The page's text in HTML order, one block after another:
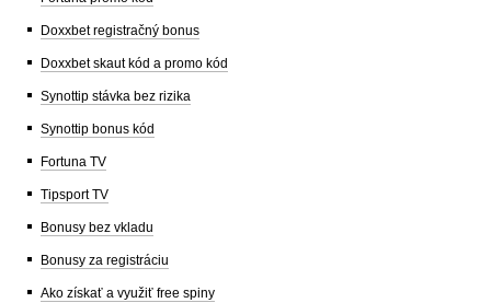
Doxxbet registračný bonus
Doxxbet skaut kód a promo kód
Synottip stávka bez rizika
Synottip bonus kód
Fortuna TV
Tipsport TV
Bonusy bez vkladu
Bonusy za registráciu
Ako získať a využiť free spiny